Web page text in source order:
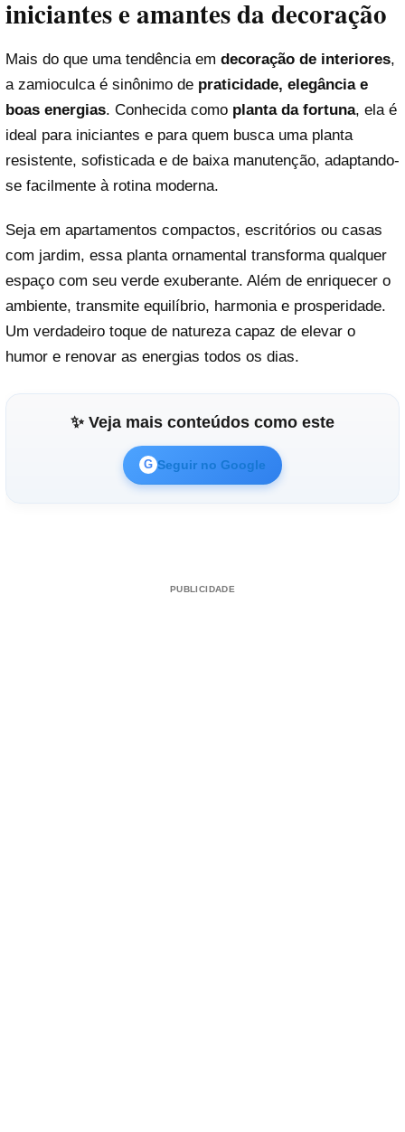
iniciantes e amantes da decoração
Mais do que uma tendência em decoração de interiores,
a zamioculca é sinônimo de praticidade, elegância e
boas energias. Conhecida como planta da fortuna, ela é
ideal para iniciantes e para quem busca uma planta
resistente, sofisticada e de baixa manutenção, adaptando-
se facilmente à rotina moderna.
Seja em apartamentos compactos, escritórios ou casas
com jardim, essa planta ornamental transforma qualquer
espaço com seu verde exuberante. Além de enriquecer o
ambiente, transmite equilíbrio, harmonia e prosperidade.
Um verdadeiro toque de natureza capaz de elevar o
humor e renovar as energias todos os dias.
✨ Veja mais conteúdos como este
G Seguir no Google
PUBLICIDADE